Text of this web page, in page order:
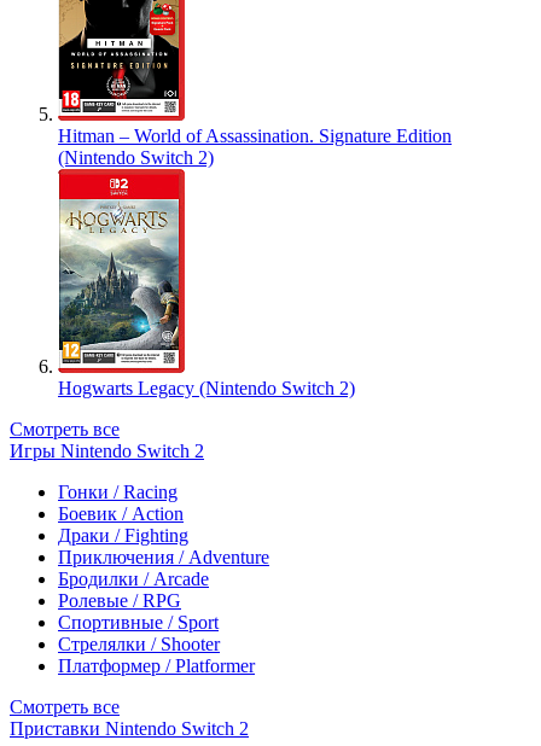
Hitman – World of Assassination. Signature Edition
(Nintendo Switch 2)
Hogwarts Legacy (Nintendo Switch 2)
Смотреть все
Игры Nintendo Switch 2
Гонки / Racing
Боевик / Action
Драки / Fighting
Приключения / Adventure
Бродилки / Arcade
Ролевые / RPG
Спортивные / Sport
Стрелялки / Shooter
Платформер / Platformer
Смотреть все
Приставки Nintendo Switch 2